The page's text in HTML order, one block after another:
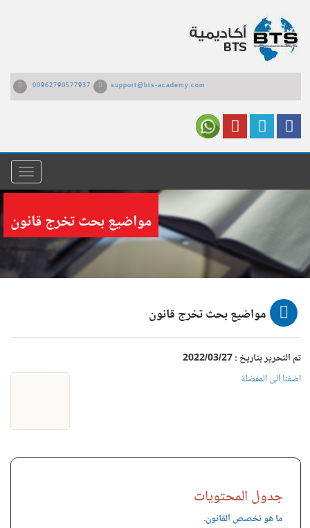
00962790577937 support@bts-academy.com
القائمة
مواضيع بحث تخرج قانون
مواضيع بحث تخرج قانون
تم التحرير بتاريخ : 2022/03/27
اضفنا الى المفضلة
جدول المحتويات
ما هو تخصص القانون.